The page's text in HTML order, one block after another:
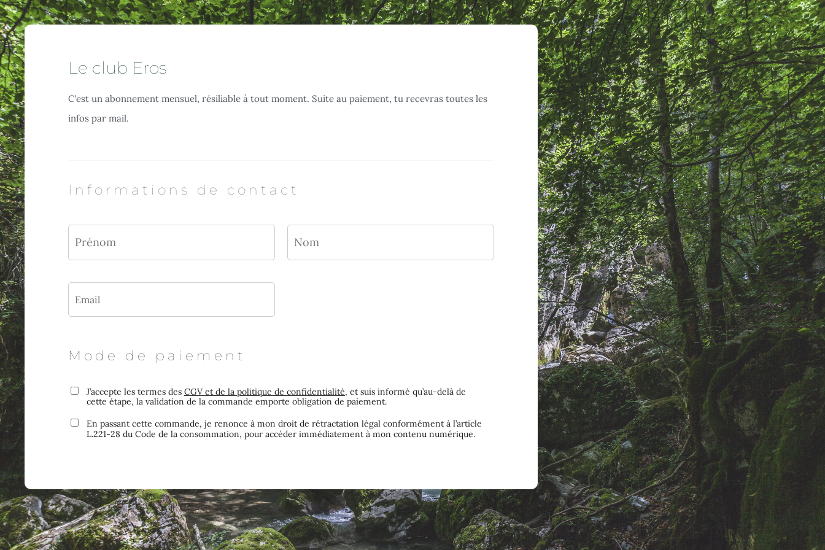
Le club Eros
C'est un abonnement mensuel, résiliable à tout moment. Suite au paiement, tu recevras toutes les
infos par mail.
Informations de contact
Mode de paiement
J’accepte les termes des CGV et de la politique de confidentialité, et suis informé qu’au-delà de
cette étape, la validation de la commande emporte obligation de paiement.
En passant cette commande, je renonce à mon droit de rétractation légal conformément à l’article
L.221-28 du Code de la consommation, pour accéder immédiatement à mon contenu numérique.